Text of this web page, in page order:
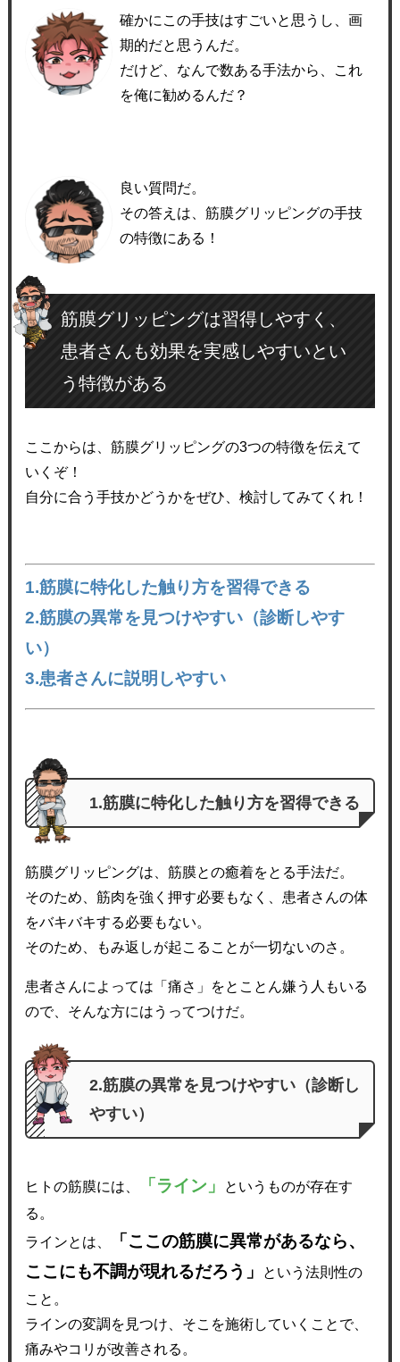
確かにこの手技はすごいと思うし、画
期的だと思うんだ。
だけど、なんで数ある手法から、これ
を俺に勧めるんだ？
良い質問だ。
その答えは、筋膜グリッピングの手技
の特徴にある！
筋膜グリッピングは習得しやすく、
患者さんも効果を実感しやすいとい
う特徴がある
ここからは、筋膜グリッピングの3つの特徴を伝えて
いくぞ！
自分に合う手技かどうかをぜひ、検討してみてくれ！
1.筋膜に特化した触り方を習得できる
2.筋膜の異常を見つけやすい（診断しやす
い）
3.患者さんに説明しやすい
1.筋膜に特化した触り方を習得できる
筋膜グリッピングは、筋膜との癒着をとる手法だ。
そのため、筋肉を強く押す必要もなく、患者さんの体
をバキバキする必要もない。
そのため、もみ返しが起こることが一切ないのさ。
患者さんによっては「痛さ」をとことん嫌う人もいる
ので、そんな方にはうってつけだ。
2.筋膜の異常を見つけやすい（診断し
やすい）
ヒトの筋膜には、 「ライン」
というものが存在す
る。
ラインとは、
「ここの筋膜に異常があるなら、
ここにも不調が現れるだろう」
という法則性の
こと。
ラインの変調を見つけ、そこを施術していくことで、
痛みやコリが改善される。